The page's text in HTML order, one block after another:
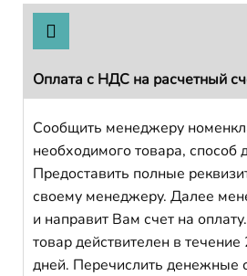
Оплата с НДС на расчетный
Сообщить менеджеру
необходимого товара, способ
Предоставить полные
своему менеджеру. Далее
и направит Вам счет на
товар действителен в
дней. Перечислить денежные